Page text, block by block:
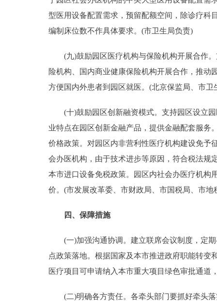
型医用设备配置需求，预留配额空间，除诊疗科
编制床位数不作具体要求。(市卫生局负责)
(九)鼓励园区医疗机构与保险机构开展合作。
险机构、国内商业健康保险机构开展合作，推动
方便国内外患者到园区就医。(北京保监局、市
(十)鼓励园区创新融资模式。支持园区设立园
业特点在园区创新金融产品，提供金融配套服
价格政策。对园区内非营利性医疗机构建设免予
会办医机构，由于技术进步等原因，符合税法规
本市进口设备免税政策。园区内社会办医疗机构
价。(市发展改革委、市财政局、市国税局、市地
四、保障措施
(一)加强沟通协调。建立联席会议制度，定期
点政策落地。根据国家及本市推进政府职能转
医疗项目可申请纳入本市重大项目绿色审批通道
(二)明确各方责任。各牵头部门要抓好牵头落